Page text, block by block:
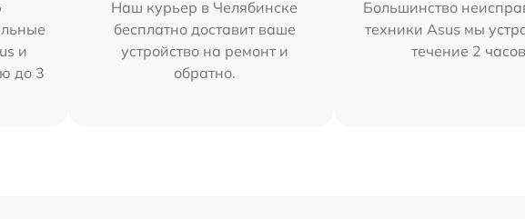
и
до 3
Наш курьер в Челябинске
бесплатно доставит ваше
устройство на ремонт и
обратно.
Большинство
техники Asus мы
течение 2